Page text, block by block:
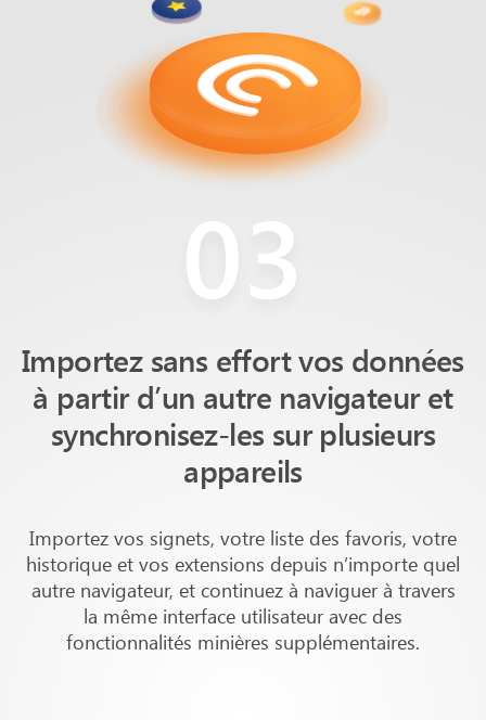
03
Importez sans effort vos données
à partir d’un autre navigateur et
synchronisez-les sur plusieurs
appareils
Importez vos signets, votre liste des favoris, votre
historique et vos extensions depuis n’importe quel
autre navigateur, et continuez à naviguer à travers
la même interface utilisateur avec des
fonctionnalités minières supplémentaires.